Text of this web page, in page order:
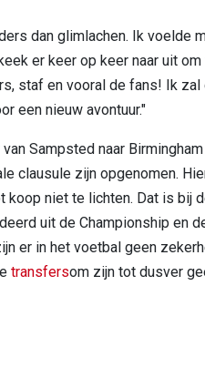
dan glimlachen. Ik voelde
er keer op keer naar uit
staf en vooral de fans! Ik zal
een nieuw avontuur."
Sampsted naar
clausule zijn opgenomen.
koop niet te lichten. Dat is bij
uit de Championship en
er in het voetbal geen
transfersom zijn tot dusver